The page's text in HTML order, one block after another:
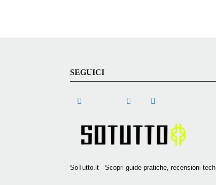
SEGUICI
SoTutto.it - Scopri guide pratiche, recensioni